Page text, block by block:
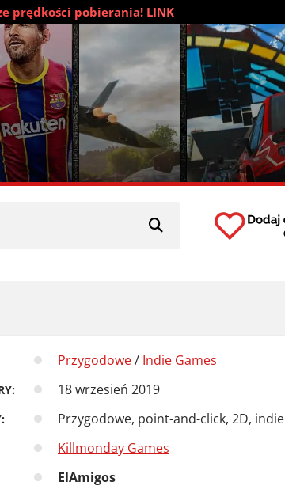
prędkości pobierania! LINK
Przygodowe/ Indie Games
18 wrzesień 2019
Przygodowe, point-and-click, 2D, indie
Killmonday Games
ElAmigos